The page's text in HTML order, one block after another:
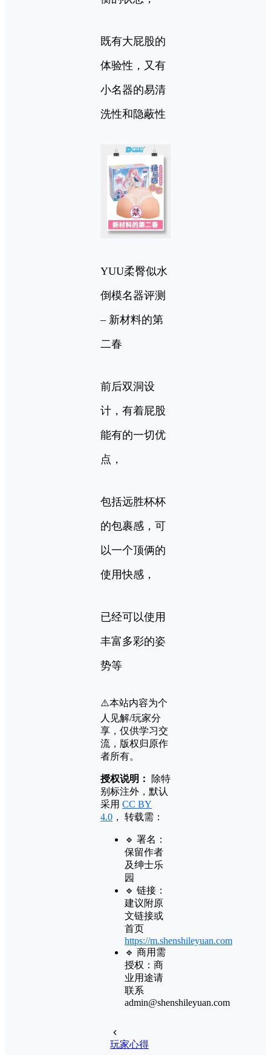
既有大屁股的
体验性，又有
小名器的易清
洗性和隐蔽性
YUU柔臀似水
倒模名器评测
– 新材料的第
二春
前后双洞设
计，有着屁股
能有的一切优
点，
包括远胜杯杯
的包裹感，可
以一个顶俩的
使用快感，
已经可以使用
丰富多彩的姿
势等
⚠️本站内容为个
人见解/玩家分
享，仅供学习交
流，版权归原作
者所有。
授权说明：
除特
别标注外，默认
采用 CC BY
4.0 ， 转载需：
🔹 署名：
保留作者
及绅士乐
园
🔹 链接：
建议附原
文链接或
首页
https://m.shenshileyuan.com
🔹 商用需
授权：商
业用途请
联系
admin@shenshileyuan.com
玩家心得